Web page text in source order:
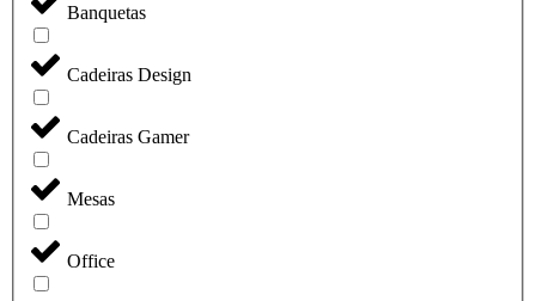
Banquetas
Cadeiras Design
Cadeiras Gamer
Mesas
Office